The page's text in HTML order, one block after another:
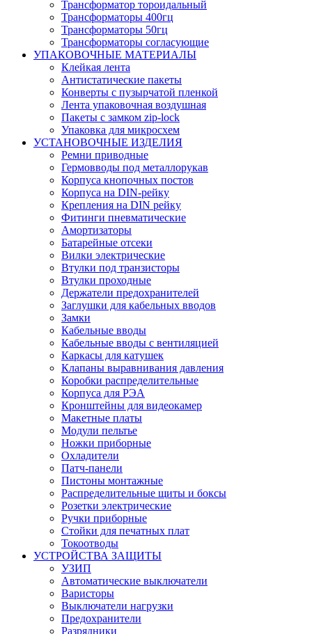
Трансформатор тороидальный
Трансформаторы 400гц
Трансформаторы 50гц
Трансформаторы согласующие
УПАКОВОЧНЫЕ МАТЕРИАЛЫ
Клейкая лента
Антистатические пакеты
Конверты с пузырчатой пленкой
Лента упаковочная воздушная
Пакеты с замком zip-lock
Упаковка для микросхем
УСТАНОВОЧНЫЕ ИЗДЕЛИЯ
Ремни приводные
Гермовводы под металлорукав
Корпуса кнопочных постов
Корпуса на DIN-рейку
Крепления на DIN рейку
Фитинги пневматические
Амортизаторы
Батарейные отсеки
Вилки электрические
Втулки под транзисторы
Втулки проходные
Держатели предохранителей
Заглушки для кабельных вводов
Замки
Кабельные вводы
Кабельные вводы с вентиляцией
Каркасы для катушек
Клапаны выравнивания давления
Коробки распределительные
Корпуса для РЭА
Кронштейны для видеокамер
Макетные платы
Модули пельтье
Ножки приборные
Охладители
Патч-панели
Пистоны монтажные
Распределительные щиты и боксы
Розетки электрические
Ручки приборные
Стойки для печатных плат
Токоотводы
УСТРОЙСТВА ЗАЩИТЫ
УЗИП
Автоматические выключатели
Варисторы
Выключатели нагрузки
Предохранители
Разрядники